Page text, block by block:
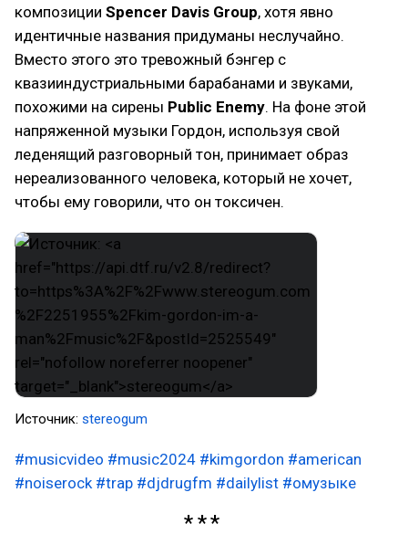
композиции Spencer Davis Group, хотя явно
идентичные названия придуманы неслучайно.
Вместо этого это тревожный бэнгер с
квазииндустриальными барабанами и звуками,
похожими на сирены Public Enemy. На фоне этой
напряженной музыки Гордон, используя свой
леденящий разговорный тон, принимает образ
нереализованного человека, который не хочет,
чтобы ему говорили, что он токсичен.
Источник: stereogum
#musicvideo #music2024 #kimgordon #american
#noiserock #trap #djdrugfm #dailylist #омузыке